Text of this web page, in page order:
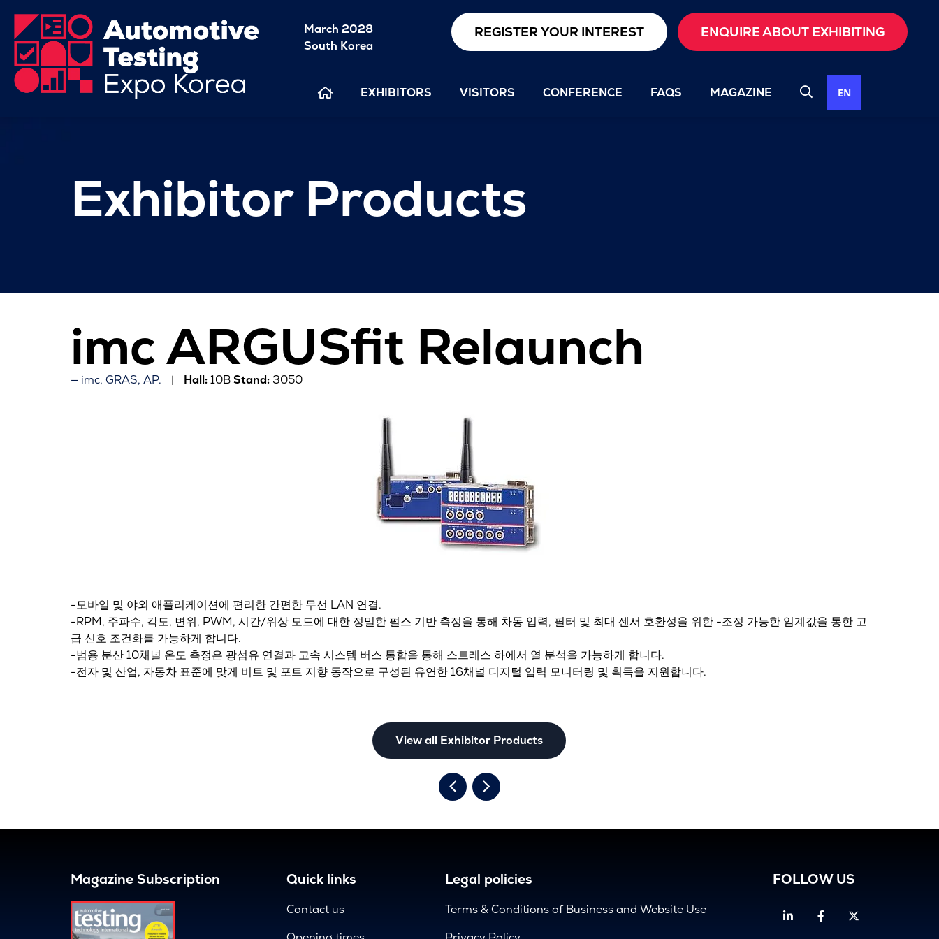
March 2028
South Korea
REGISTER YOUR INTEREST ENQUIRE ABOUT EXHIBITING
EXHIBITORS VISITORS CONFERENCE FAQS MAGAZINE EN
Exhibitor Products
imc ARGUSfit Relaunch
imc, GRAS, AP. Hall:10BStand:3050
-모바일 및 야외 애플리케이션에 편리한 간편한 무선 LAN 연결.
-RPM, 주파수, 각도, 변위, PWM, 시간/위상 모드에 대한 정밀한 펄스 기반 측정을 통해 차동 입력, 필터 및 최대 센서 호환성을 위한 -조정 가능한 임계값을 통한 고
급 신호 조건화를 가능하게 합니다.
-범용 분산 10채널 온도 측정은 광섬유 연결과 고속 시스템 버스 통합을 통해 스트레스 하에서 열 분석을 가능하게 합니다.
-전자 및 산업, 자동차 표준에 맞게 비트 및 포트 지향 동작으로 구성된 유연한 16채널 디지털 입력 모니터링 및 획득을 지원합니다.
View all Exhibitor Products
Magazine Subscription Quick links
Contact us
Legal policies
Terms & Conditions of Business and Website Use
FOLLOW US
LinkedinFacebook